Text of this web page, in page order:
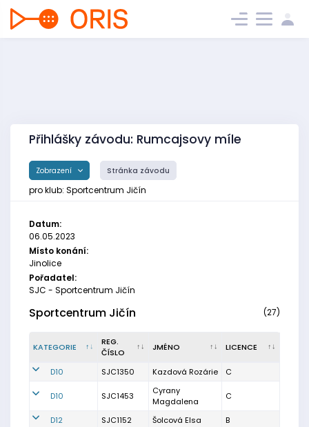
Přihlášky závodu: Rumcajsovy míle
Zobrazení Stránka závodu
pro klub: Sportcentrum Jičín
Datum:
06.05.2023
Místo konání:
Jinolice
Pořadatel:
SJC - Sportcentrum Jičín
Sportcentrum Jičín (27)
KATEGORIE
REG.
ČÍSLO
JMÉNO LICENCE
D10 SJC1350 Kazdová Rozárie C
D10 SJC1453
Cyrany
Magdalena
C
D12 SJC1152 Šolcová Elsa B